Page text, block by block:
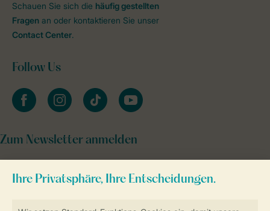
Schauen Sie sich die häufig gestellten
Fragen an oder kontaktieren Sie unser
Contact Center.
Follow Us
facebookinstagramtiktok youtube
Zum Newsletter anmelden